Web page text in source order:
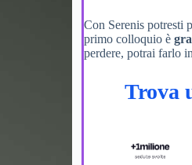
Con Serenis potresti
primo colloquio è
perdere, potrai farlo
Trova